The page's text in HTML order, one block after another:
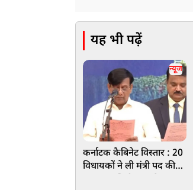
यह भी पढ़ें
न्यूज
कर्नाटक कैबिनेट विस्तार : 20
विधायकों ने ली मंत्री पद की